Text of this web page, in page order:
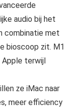
audio bij het
combinatie met
bioscoop zit. M1
Apple terwijl
ze iMac naar
meer efficiency